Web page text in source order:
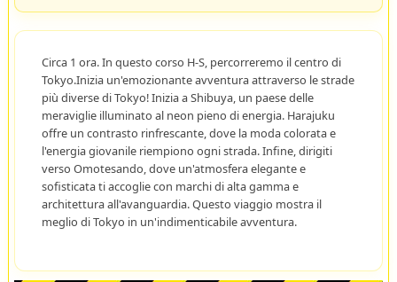
Circa 1 ora. In questo corso H-S, percorreremo il centro di
Tokyo.Inizia un'emozionante avventura attraverso le strade
più diverse di Tokyo! Inizia a Shibuya, un paese delle
meraviglie illuminato al neon pieno di energia. Harajuku
offre un contrasto rinfrescante, dove la moda colorata e
l'energia giovanile riempiono ogni strada. Infine, dirigiti
verso Omotesando, dove un'atmosfera elegante e
sofisticata ti accoglie con marchi di alta gamma e
architettura all'avanguardia. Questo viaggio mostra il
meglio di Tokyo in un'indimenticabile avventura.